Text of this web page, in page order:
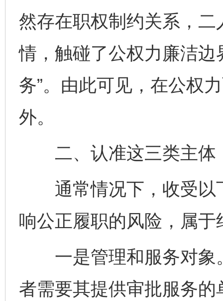
然存在职权制约关系，
情，触碰了公权力廉洁边
务”。由此可见，在公权
外。
二、认准这三类主体
通常情况下，收受以
响公正履职的风险，属于
一是管理和服务对象
者需要其提供审批服务